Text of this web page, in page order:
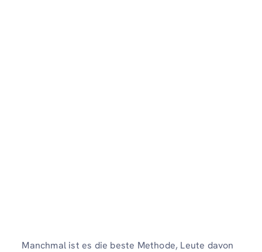
Manchmal ist es die beste Methode, Leute davon